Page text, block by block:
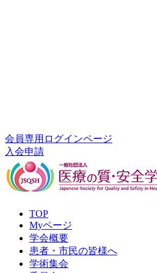
会員専用ログインページ
入会申請
TOP
Myページ
学会概要
患者・市民の皆様へ
学術集会